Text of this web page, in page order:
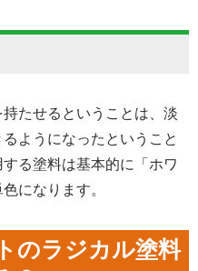
たせるということは、淡
ようになったということ
る塗料は基本的に「ホワ
になります。
のラジカル塗料